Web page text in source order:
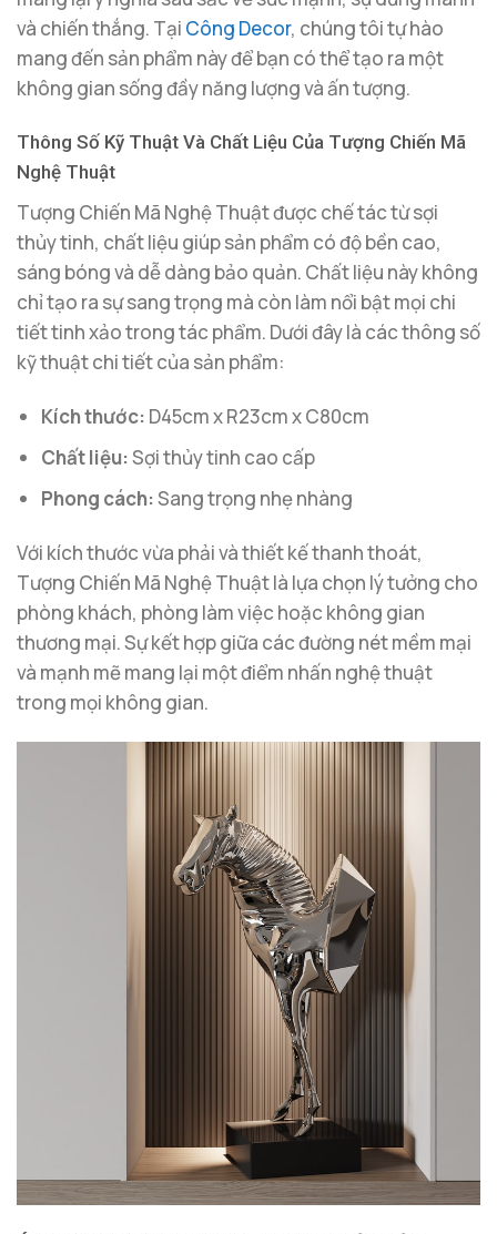
và chiến thắng. Tại Công Decor, chúng tôi tự hào
mang đến sản phẩm này để bạn có thể tạo ra một
không gian sống đầy năng lượng và ấn tượng.
Thông Số Kỹ Thuật Và Chất Liệu Của Tượng Chiến Mã
Nghệ Thuật
Tượng Chiến Mã Nghệ Thuật được chế tác từ sợi
thủy tinh, chất liệu giúp sản phẩm có độ bền cao,
sáng bóng và dễ dàng bảo quản. Chất liệu này không
chỉ tạo ra sự sang trọng mà còn làm nổi bật mọi chi
tiết tinh xảo trong tác phẩm. Dưới đây là các thông số
kỹ thuật chi tiết của sản phẩm:
Kích thước: D45cm x R23cm x C80cm
Chất liệu:Sợi thủy tinh cao cấp
Phong cách:Sang trọng nhẹ nhàng
Với kích thước vừa phải và thiết kế thanh thoát,
Tượng Chiến Mã Nghệ Thuật là lựa chọn lý tưởng cho
phòng khách, phòng làm việc hoặc không gian
thương mại. Sự kết hợp giữa các đường nét mềm mại
và mạnh mẽ mang lại một điểm nhấn nghệ thuật
trong mọi không gian.